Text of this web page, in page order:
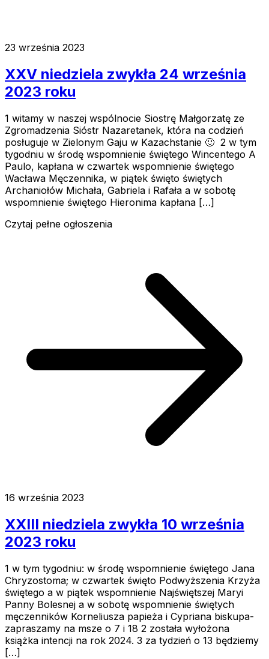
23 września 2023
XXV niedziela zwykła 24 września
2023 roku
1 witamy w naszej wspólnocie Siostrę Małgorzatę ze
Zgromadzenia Sióstr Nazaretanek, która na codzień
posługuje w Zielonym Gaju w Kazachstanie 🙂 2 w tym
tygodniu w środę wspomnienie świętego Wincentego A
Paulo, kapłana w czwartek wspomnienie świętego
Wacława Męczennika, w piątek święto świętych
Archaniołów Michała, Gabriela i Rafała a w sobotę
wspomnienie świętego Hieronima kapłana […]
Czytaj pełne ogłoszenia
16 września 2023
XXIII niedziela zwykła 10 września
2023 roku
1 w tym tygodniu: w środę wspomnienie świętego Jana
Chryzostoma; w czwartek święto Podwyższenia Krzyża
świętego a w piątek wspomnienie Najświętszej Maryi
Panny Bolesnej a w sobotę wspomnienie świętych
męczenników Korneliusza papieża i Cypriana biskupa-
zapraszamy na msze o 7 i 18 2 została wyłożona
książka intencji na rok 2024. 3 za tydzień o 13 będziemy
[…]